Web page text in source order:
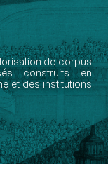
de corpus
construits en
et des institutions